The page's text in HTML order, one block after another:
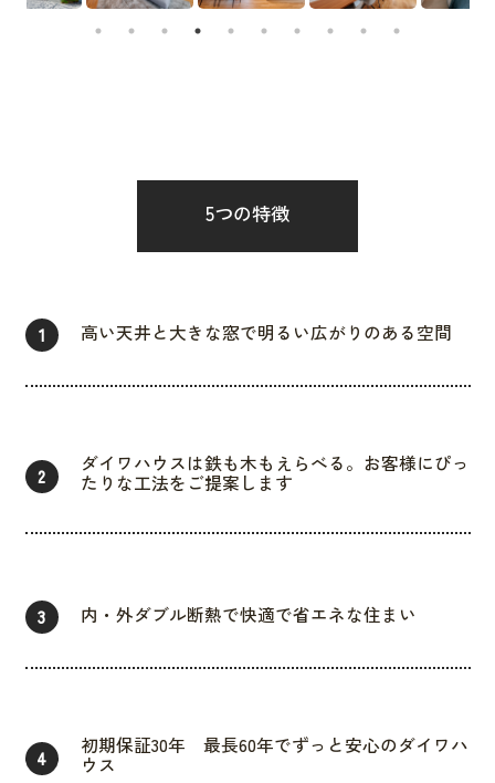
5つの特徴
1 高い天井と大きな窓で明るい広がりのある空間
2 ダイワハウスは鉄も木もえらべる。お客様にぴっ
たりな工法をご提案します
3 内・外ダブル断熱で快適で省エネな住まい
4 初期保証30年 最長60年でずっと安心のダイワハ
ウス